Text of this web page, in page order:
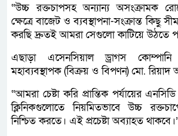
“উচ্চ রক্তচাপসহ অন্যান্য অসংক্রামক
ক্ষেত্রে বাজেট ও ব্যবস্থাপনা-সংক্রান্ত কিছু
করছি দ্রুতই আমরা সেগুলো কাটিয়ে উঠতে
এছাড়া এসেনসিয়াল ড্রাগস
মহাব্যবস্থাপক (বিক্রয় ও বিপণন) মো.
“আমরা চেষ্টা করি প্রান্তিক পর্যায়ের
ক্লিনিকগুলোতে নিয়মিতভাবে উচ্চ
নিশ্চিত করতে। এই প্রচেষ্টা অব্যাহত